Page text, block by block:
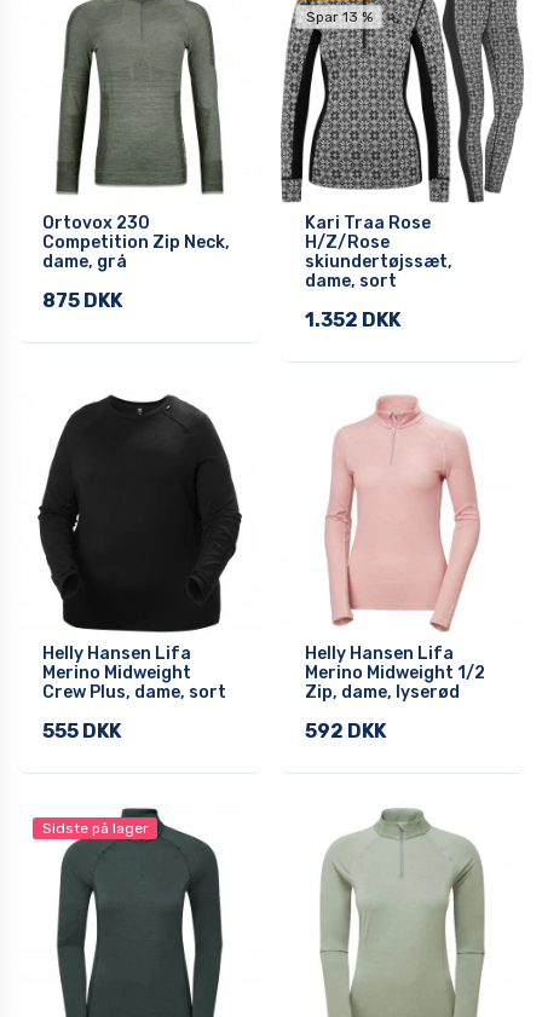
Ortovox 230
Competition Zip Neck,
dame, grå
875 DKK
Spar 13 %
Kari Traa Rose
H/Z/Rose
skiundertøjssæt,
dame, sort
1.352 DKK
Helly Hansen Lifa
Merino Midweight
Crew Plus, dame, sort
555 DKK
Helly Hansen Lifa
Merino Midweight 1/2
Zip, dame, lyserød
592 DKK
Sidste på lager